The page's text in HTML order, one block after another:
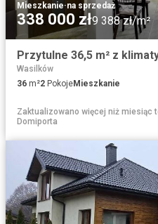
Mieszkanie·na sprzedaż
338 000 zł9 388 zł/m²
Wasilków
36 m²2 PokojeMieszkanie
Zaktualizowano więcej niż miesiąc
Domiporta